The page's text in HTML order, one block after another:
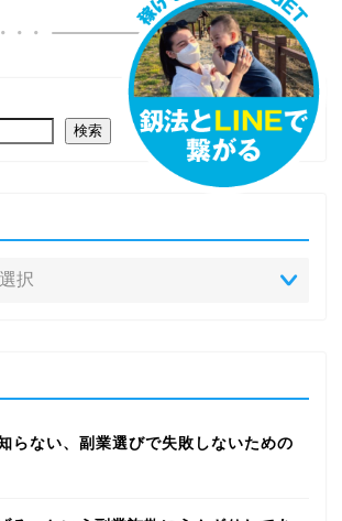
検索
らない、副業選びで失敗しないための